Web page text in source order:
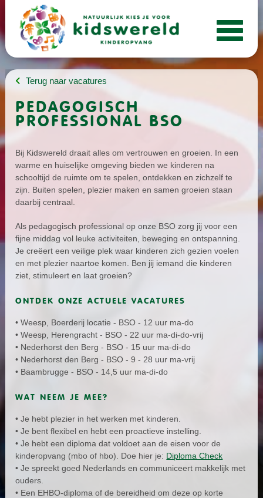
Terug naar vacatures
PEDAGOGISCH
PROFESSIONAL BSO
Bij Kidswereld draait alles om vertrouwen en groeien. In een
warme en huiselijke omgeving bieden we kinderen na
schooltijd de ruimte om te spelen, ontdekken en zichzelf te
zijn. Buiten spelen, plezier maken en samen groeien staan
daarbij centraal.
Als pedagogisch professional op onze BSO zorg jij voor een
fijne middag vol leuke activiteiten, beweging en ontspanning.
Je creëert een veilige plek waar kinderen zich gezien voelen
en met plezier naartoe komen. Ben jij iemand die kinderen
ziet, stimuleert en laat groeien?
ONTDEK ONZE ACTUELE VACATURES
• Weesp, Boerderij locatie - BSO - 12 uur ma-do
• Weesp, Herengracht - BSO - 22 uur ma-di-do-vrij
• Nederhorst den Berg - BSO - 15 uur ma-di-do
• Nederhorst den Berg - BSO - 9 - 28 uur ma-vrij
• Baambrugge - BSO - 14,5 uur ma-di-do
WAT NEEM JE MEE?
• Je hebt plezier in het werken met kinderen.
• Je bent flexibel en hebt een proactieve instelling.
• Je hebt een diploma dat voldoet aan de eisen voor de
kinderopvang (mbo of hbo). Doe hier je: Diploma Check
• Je spreekt goed Nederlands en communiceert makkelijk met
ouders.
• Een EHBO-diploma of de bereidheid om deze op korte